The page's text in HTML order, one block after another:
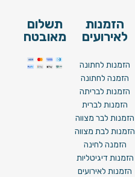
הזמנות
לאירועים
הזמנות לחתונה
הזמנה לחתונה
הזמנות לבריתה
הזמנות לברית
הזמנות לבר מצווה
הזמנות לבת מצווה
הזמנה לחינה
הזמנות דיגיטליות
הזמנות לאירועים
תשלום
מאובטח